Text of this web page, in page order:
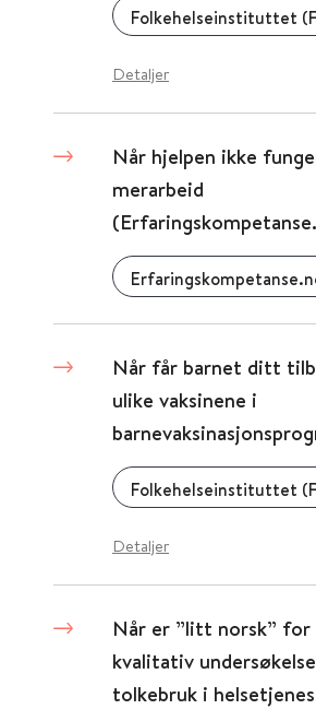
Folkehelseinstituttet
Detaljer
Når hjelpen ikke
merarbeid
Når får barnet ditt
ulike vaksinene i
Folkehelseinstituttet
Detaljer
Når er ”litt norsk” for
kvalitativ
tolkebruk i